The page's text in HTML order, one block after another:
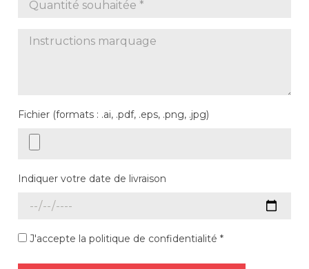
Fichier (formats : .ai, .pdf, .eps, .png, .jpg)
Indiquer votre date de livraison
J'accepte la politique de confidentialité *